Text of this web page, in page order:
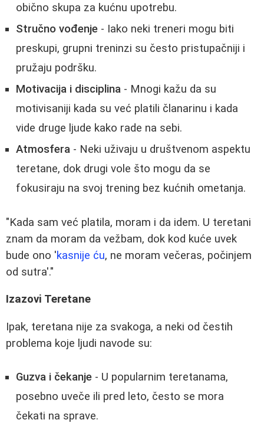
obično skupa za kućnu upotrebu.
Stručno vođenje - Iako neki treneri mogu biti
preskupi, grupni treninzi su često pristupačniji i
pružaju podršku.
Motivacija i disciplina - Mnogi kažu da su
motivisaniji kada su već platili članarinu i kada
vide druge ljude kako rade na sebi.
Atmosfera - Neki uživaju u društvenom aspektu
teretane, dok drugi vole što mogu da se
fokusiraju na svoj trening bez kućnih ometanja.
"Kada sam već platila, moram i da idem. U teretani
znam da moram da vežbam, dok kod kuće uvek
bude ono 'kasnije ću, ne moram večeras, počinjem
od sutra'."
Izazovi Teretane
Ipak, teretana nije za svakoga, a neki od čestih
problema koje ljudi navode su:
Guzva i čekanje - U popularnim teretanama,
posebno uveče ili pred leto, često se mora
čekati na sprave.